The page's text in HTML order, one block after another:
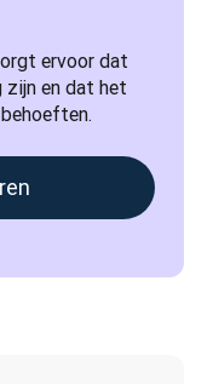
ervoor dat
zijn en dat het